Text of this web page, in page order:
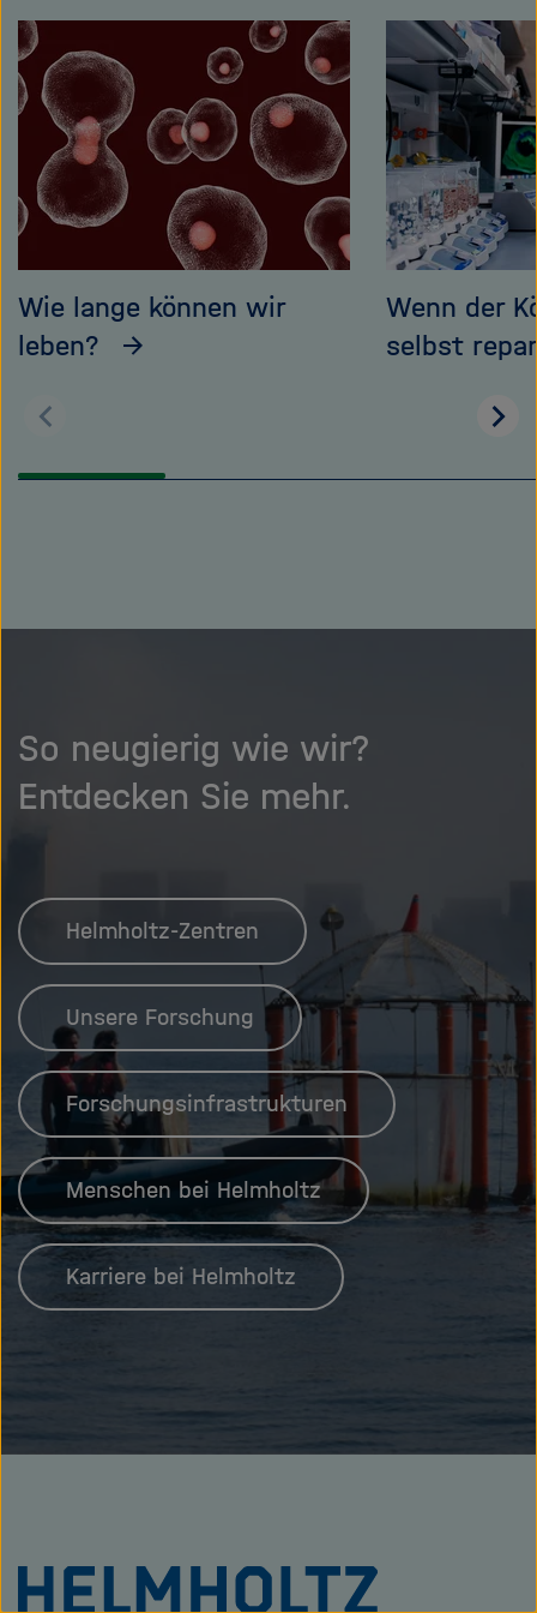
überspringen
Zurück
Wie lange können wir
leben?
Wenn der
selbst
So neugierig wie wir?
Entdecken Sie mehr.
Helmholtz-Zentren
Unsere Forschung
Forschungsinfrastrukturen
Menschen bei Helmholtz
Karriere bei Helmholtz
Zu